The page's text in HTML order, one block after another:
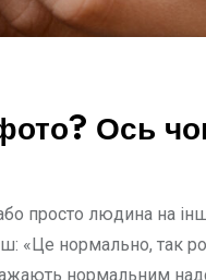
Ось
просто людина на
«Це нормально, так
нормальним